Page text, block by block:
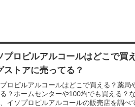
プロピルアルコールはどこで買
ストアに売ってる？
ロピルアルコールはどこで買える？薬局
？ホームセンターや100均でも買える？
イソプロピルアルコールの販売店を調べ